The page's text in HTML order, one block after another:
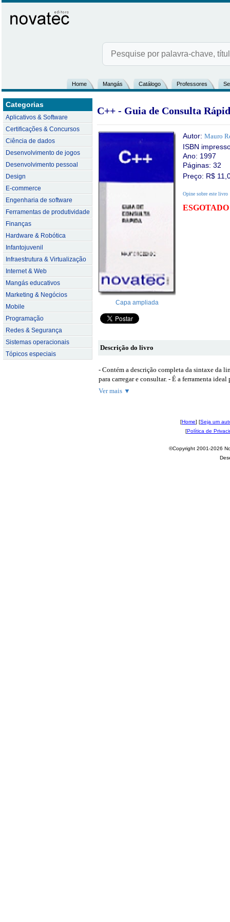
Home Mangás Catálogo Professores
Categorias
Aplicativos & Software
Certificações & Concursos
Ciência de dados
Desenvolvimento de jogos
Desenvolvimento pessoal
Design
E-commerce
Engenharia de software
Ferramentas de produtividade
Finanças
Hardware & Robótica
Infantojuvenil
Infraestrutura & Virtualização
Internet & Web
Mangás educativos
Marketing & Negócios
Mobile
Programação
Redes & Segurança
Sistemas operacionais
Tópicos especiais
C++ - Guia de Consulta
Capa ampliada
Autor: Mauro
ISBN
Ano: 1997
Páginas: 32
Preço: R$
Opine sobre este livro
ESGOTADO
Descrição do livro
- Contém a descrição completa da sintaxe da
para carregar e consultar. - É a ferramenta
Ver mais ▼
[Home] [Seja um
[Política de
©Copyright 2001-2026